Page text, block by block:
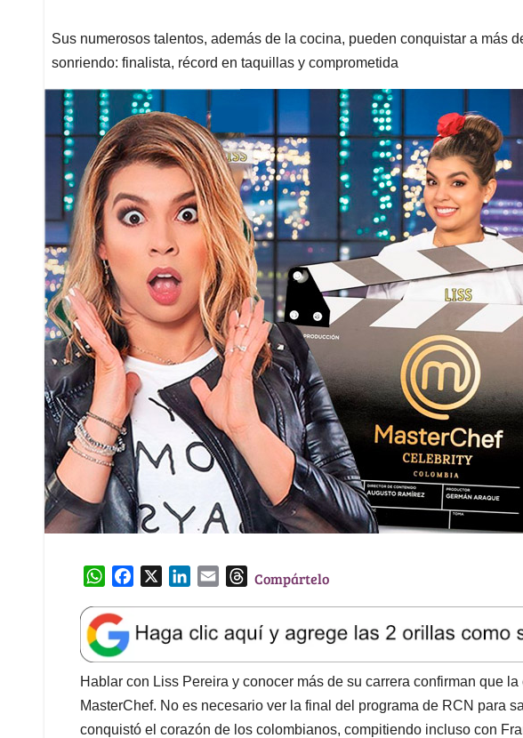
Sus numerosos talentos, además de la cocina, pueden conquistar a más
sonriendo: finalista, récord en taquillas y comprometida
W
a
t
s
A
p
p
e
b
o
o
k
k
e
d
I
n
l
T
e
a
d
s
Compártelo
Hablar con Liss Pereira y conocer más de su carrera confirman que
MasterChef. No es necesario ver la final del programa de RCN para
conquistó el corazón de los colombianos, compitiendo incluso con